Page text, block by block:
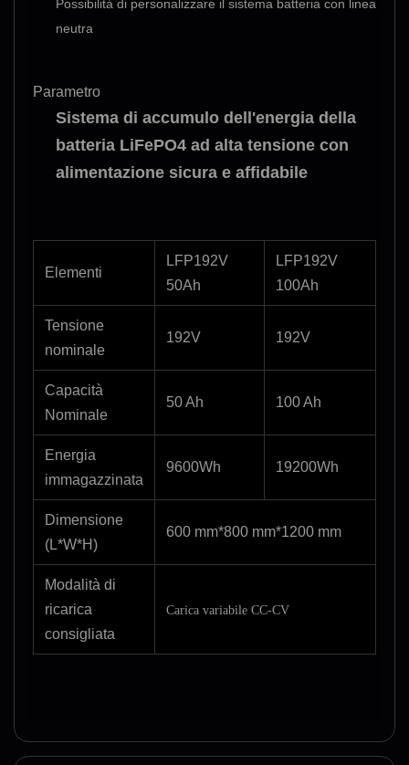
Possibilità di personalizzare il sistema batteria con linea
neutra
Parametro
Sistema di accumulo dell'energia della
batteria LiFePO4 ad alta tensione con
alimentazione sicura e affidabile
Elementi
LFP192V
50Ah
LFP192V
100Ah
Tensione
nominale
192V 192V
Capacità
Nominale
50 Ah 100 Ah
Energia
immagazzinata
9600Wh 19200Wh
Dimensione
(L*W*H)
600 mm*800 mm*1200 mm
Modalità di
ricarica
consigliata
Carica variabile CC-CV